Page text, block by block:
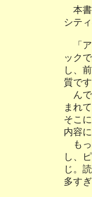
本書
シテ
「ア
ック
し、
質です
んで
まれ
そこ
内容
もっ
し、
じ。
多す